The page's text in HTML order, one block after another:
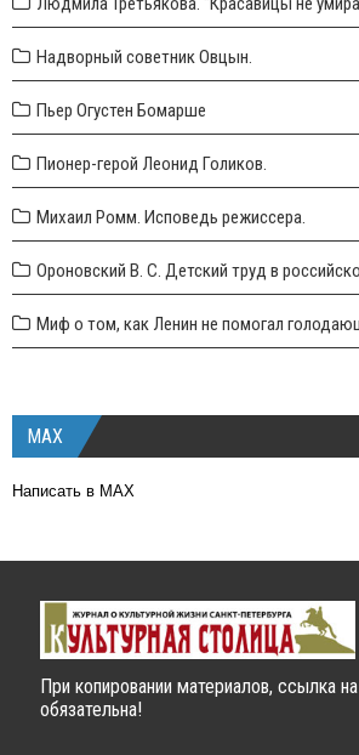
Надворный советник Овцын.
Пьер Огустен Бомарше
Пионер-герой Леонид Голиков.
Михаил Ромм. Исповедь режиссера.
Ороновский В. С. Детский труд в
Миф о том, как Ленин не помогал
MAX
Написать в MAX
При копировании материалов, ссылка
обязательна!